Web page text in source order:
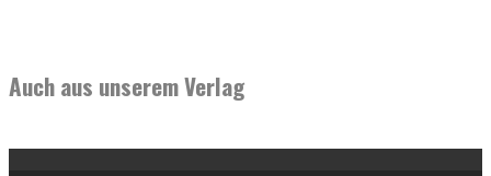
Auch aus unserem Verlag